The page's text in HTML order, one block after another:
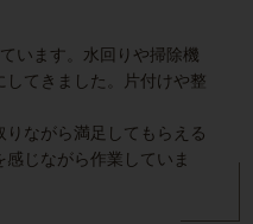
います。水回りや掃除機
てきました。片付けや整
ながら満足してもらえる
じながら作業していま